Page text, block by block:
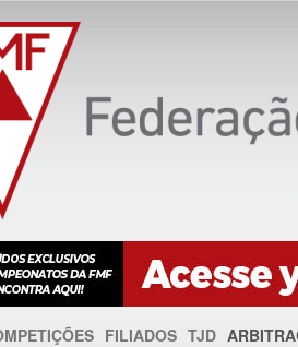
FILIADOS TJD